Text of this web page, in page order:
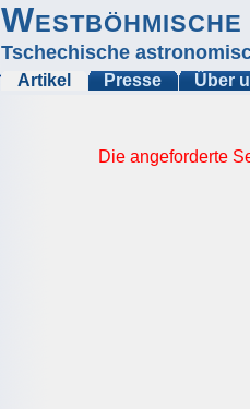
Tschechische
Artikel Presse Über
Die angeforderte